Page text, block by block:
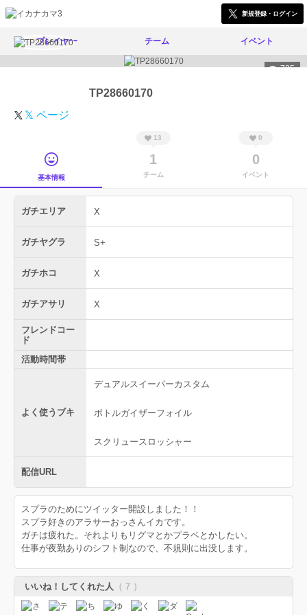
新規登録・ログイン
プレイヤー チーム イベント
725
TP28660170
𝕏 ページ
基本情報
13
1
チーム
0
0
イベント
ガチエリア X
ガチヤグラ S+
ガチホコ X
ガチアサリ X
フレンドコー
ド
活動時間帯
よく使うブキ
デュアルスイーパーカスタム
ボトルガイザーフォイル
スクリュースロッシャー
配信URL
スプラのためにツイッター開設しました！！
スプラ好きのアラサーおっさんイカです。
ガチは疲れた。それよりもリグマとかプラベとかしたい。
仕事が夜勤ありのシフト制なので、不規則に出没します。
いいね！してくれた人 （ 7 ）